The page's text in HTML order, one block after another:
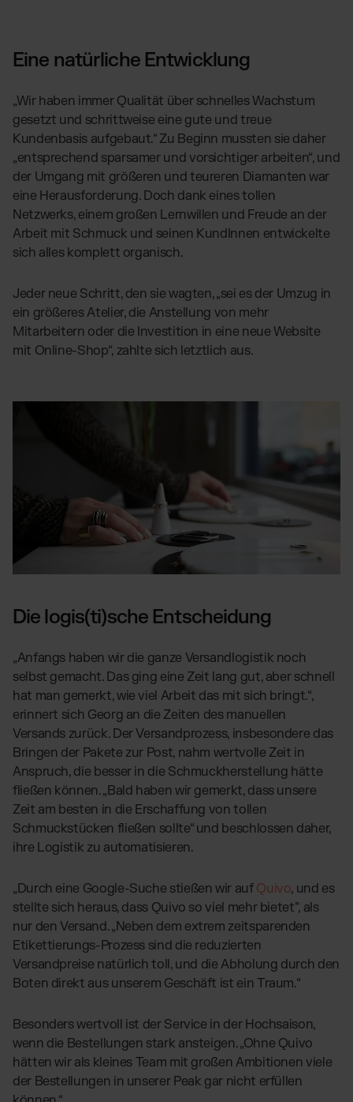
Eine natürliche Entwicklung
„Wir haben immer Qualität über schnelles Wachstum
gesetzt und schrittweise eine gute und treue
Kundenbasis aufgebaut.“ Zu Beginn mussten sie daher
„entsprechend sparsamer und vorsichtiger arbeiten“, und
der Umgang mit größeren und teureren Diamanten war
eine Herausforderung. Doch dank eines tollen
Netzwerks, einem großen Lernwillen und Freude an der
Arbeit mit Schmuck und seinen KundInnen entwickelte
sich alles komplett organisch.
Jeder neue Schritt, den sie wagten, „sei es der Umzug in
ein größeres Atelier, die Anstellung von mehr
Mitarbeitern oder die Investition in eine neue Website
mit Online-Shop“, zahlte sich letztlich aus.
Die logis(ti)sche Entscheidung
„Anfangs haben wir die ganze Versandlogistik noch
selbst gemacht. Das ging eine Zeit lang gut, aber schnell
hat man gemerkt, wie viel Arbeit das mit sich bringt.“,
erinnert sich Georg an die Zeiten des manuellen
Versands zurück. Der Versandprozess, insbesondere das
Bringen der Pakete zur Post, nahm wertvolle Zeit in
Anspruch, die besser in die Schmuckherstellung hätte
fließen können. „Bald haben wir gemerkt, dass unsere
Zeit am besten in die Erschaffung von tollen
Schmuckstücken fließen sollte“ und beschlossen daher,
ihre Logistik zu automatisieren.
„Durch eine Google-Suche stießen wir auf Quivo, und es
stellte sich heraus, dass Quivo so viel mehr bietet”, als
nur den Versand. „Neben dem extrem zeitsparenden
Etikettierungs-Prozess sind die reduzierten
Versandpreise natürlich toll, und die Abholung durch den
Boten direkt aus unserem Geschäft ist ein Traum.“
Besonders wertvoll ist der Service in der Hochsaison,
wenn die Bestellungen stark ansteigen. „Ohne Quivo
hätten wir als kleines Team mit großen Ambitionen viele
der Bestellungen in unserer Peak gar nicht erfüllen